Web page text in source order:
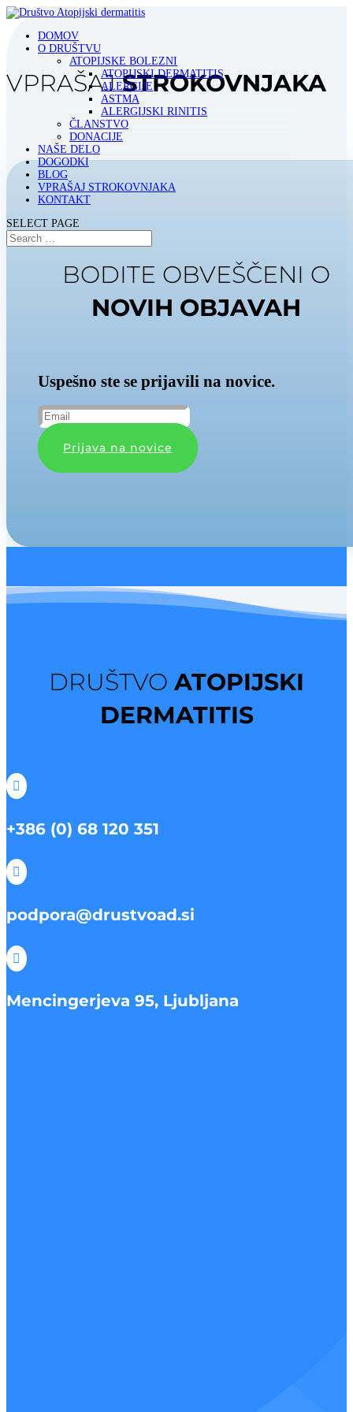
DOMOV
O DRUŠTVU
ATOPIJSKE BOLEZNI
ATOPIJSKI DERMATITIS
ALERGIJE
ASTMA
ALERGIJSKI RINITIS
ČLANSTVO
DONACIJE
NAŠE DELO
DOGODKI
BLOG
VPRAŠAJ STROKOVNJAKA
KONTAKT
SELECT PAGE
VPRAŠAJSTROKOVNJAKA
BODITE OBVEŠČENI O
NOVIH OBJAVAH
Uspešno ste se prijavili na novice.
Prijava na novice
DRUŠTVO ATOPIJSKI
DERMATITIS

+386 (0) 68 120 351

podpora@drustvoad.si

Mencingerjeva 95, Ljubljana